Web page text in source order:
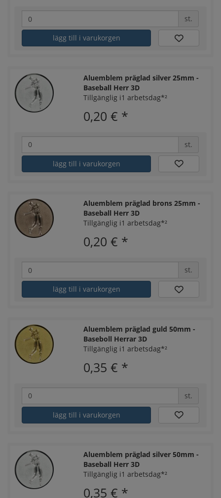
st.
lägg till i varukorgen
Aluemblem präglad silver 25mm -
Baseball Herr 3D
Tillgänglig i1 arbetsdag*²
0,20 € *
st.
lägg till i varukorgen
Aluemblem präglad brons 25mm -
Baseball Herr 3D
Tillgänglig i1 arbetsdag*²
0,20 € *
st.
lägg till i varukorgen
Aluemblem präglad guld 50mm -
Baseboll Herrar 3D
Tillgänglig i1 arbetsdag*²
0,35 € *
st.
lägg till i varukorgen
Aluemblem präglad silver 50mm -
Baseball Herr 3D
Tillgänglig i1 arbetsdag*²
0,35 € *